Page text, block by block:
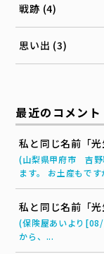
戦跡 (4)
思い出 (3)
最近のコメント
私と同じ名前「光
(山梨県甲府市 吉野
ます。 お土産もで
私と同じ名前「光
(保険屋あいより
から、...